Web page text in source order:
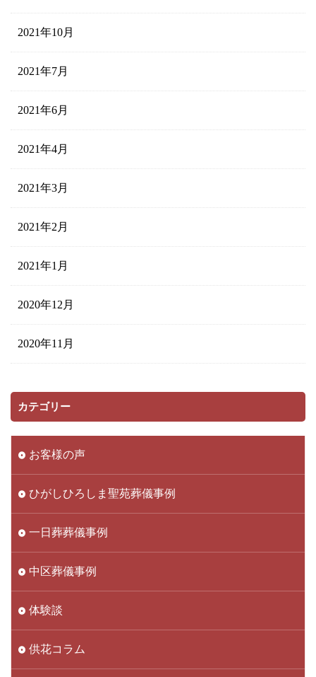
2021年10月
2021年7月
2021年6月
2021年4月
2021年3月
2021年2月
2021年1月
2020年12月
2020年11月
カテゴリー
お客様の声
ひがしひろしま聖苑葬儀事例
一日葬葬儀事例
中区葬儀事例
体験談
供花コラム